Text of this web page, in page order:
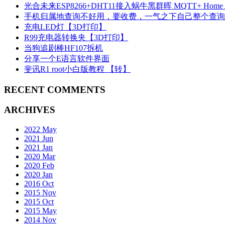
光合未来ESP8266+DHT11接入蜗牛黑群晖 MQTT+ Home
手机归属地查询不好用，要收费，一气之下自己整个查
充电LED灯【3D打印】
R99充电器转换夹【3D打印】
当狗追剧棒HF107拆机
分享一个E语言软件界面
斐讯R1 root小白版教程 【转】
RECENT COMMENTS
ARCHIVES
2022 May
2021 Jun
2021 Jan
2020 Mar
2020 Feb
2020 Jan
2016 Oct
2015 Nov
2015 Oct
2015 May
2014 Nov